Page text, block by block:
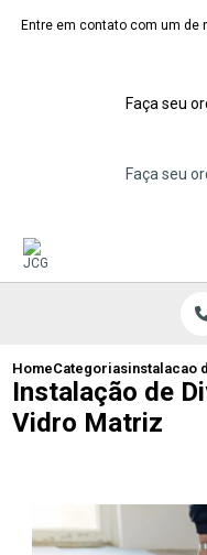
Entre em contato com um
Faça seu
Faça seu
HomeCategoriasinstalacao
Instalação de
Vidro Matriz